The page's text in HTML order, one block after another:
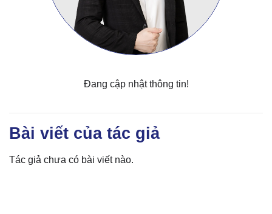
Đang cập nhật thông tin!
Bài viết của tác giả
Tác giả chưa có bài viết nào.